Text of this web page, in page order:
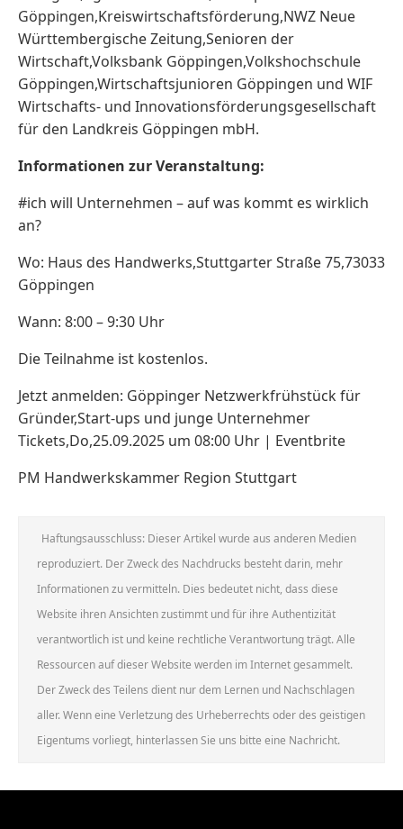
Göppingen,Kreiswirtschaftsförderung,NWZ Neue
Württembergische Zeitung,Senioren der
Wirtschaft,Volksbank Göppingen,Volkshochschule
Göppingen,Wirtschaftsjunioren Göppingen und WIF
Wirtschafts- und Innovationsförderungsgesellschaft
für den Landkreis Göppingen mbH.
Informationen zur Veranstaltung:
#ich will Unternehmen – auf was kommt es wirklich
an?
Wo: Haus des Handwerks,Stuttgarter Straße 75,73033
Göppingen
Wann: 8:00 – 9:30 Uhr
Die Teilnahme ist kostenlos.
Jetzt anmelden: Göppinger Netzwerkfrühstück für
Gründer,Start-ups und junge Unternehmer
Tickets,Do,25.09.2025 um 08:00 Uhr | Eventbrite
PM Handwerkskammer Region Stuttgart
Haftungsausschluss: Dieser Artikel wurde aus anderen Medien
reproduziert. Der Zweck des Nachdrucks besteht darin, mehr
Informationen zu vermitteln. Dies bedeutet nicht, dass diese
Website ihren Ansichten zustimmt und für ihre Authentizität
verantwortlich ist und keine rechtliche Verantwortung trägt. Alle
Ressourcen auf dieser Website werden im Internet gesammelt.
Der Zweck des Teilens dient nur dem Lernen und Nachschlagen
aller. Wenn eine Verletzung des Urheberrechts oder des geistigen
Eigentums vorliegt, hinterlassen Sie uns bitte eine Nachricht.